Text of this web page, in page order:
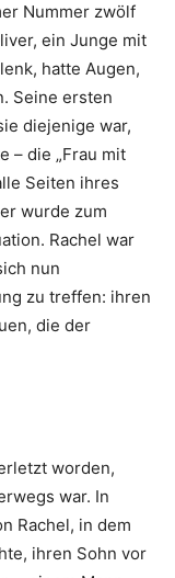
Nummer zwölf
ein Junge mit
hatte Augen,
Seine ersten
diejenige war,
– die „Frau mit
Seiten ihres
wurde zum
Rachel war
nun
zu treffen: ihren
die der
worden,
war. In
Rachel, in dem
ihren Sohn vor